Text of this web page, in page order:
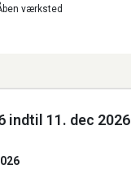
værksted
indtil 11. dec 2026